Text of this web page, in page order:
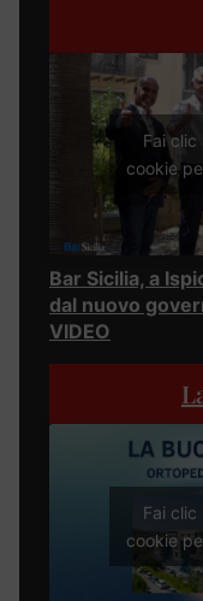
Fai
cookie
Bar Sicilia, a
dal nuovo
VIDEO
Fai
cookie